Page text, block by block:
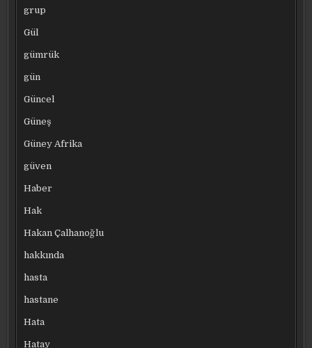
grup
Gül
gümrük
gün
Güncel
Güneş
Güney Afrika
güven
Haber
Hak
Hakan Çalhanoğlu
hakkında
hasta
hastane
Hata
Hatay